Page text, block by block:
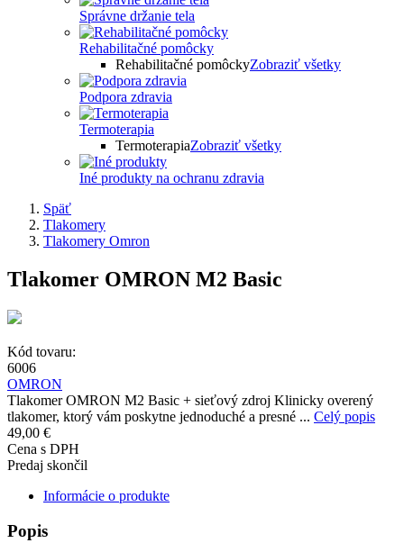
Správne držanie tela
Rehabilitačné pomôcky
Rehabilitačné pomôckyZobraziť všetky
Podpora zdravia
Termoterapia
TermoterapiaZobraziť všetky
Iné produkty na ochranu zdravia
Späť
Tlakomery
Tlakomery Omron
Tlakomer OMRON M2 Basic
Kód tovaru:
6006
OMRON
Tlakomer OMRON M2 Basic + sieťový zdroj Klinicky overený
tlakomer, ktorý vám poskytne jednoduché a presné ... Celý popis
49,00 €
Cena s DPH
Predaj skončil
Informácie o produkte
Popis